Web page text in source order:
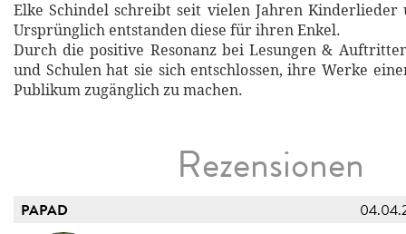
Elke Schindel schreibt seit vielen Jahren Kinderlieder
Ursprünglich entstanden diese für ihren Enkel.
Durch die positive Resonanz bei Lesungen &
und Schulen hat sie sich entschlossen, ihre Werke
Publikum zugänglich zu machen.
Rezensionen
PAPAD